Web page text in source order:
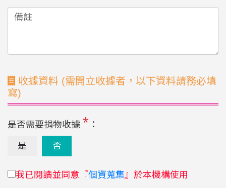
收據資料 (需開立收據者，以下資料請務必填
寫)
是否需要捐物收據 * ：
是 否
我已閱讀並同意『個資蒐集』於本機構使用